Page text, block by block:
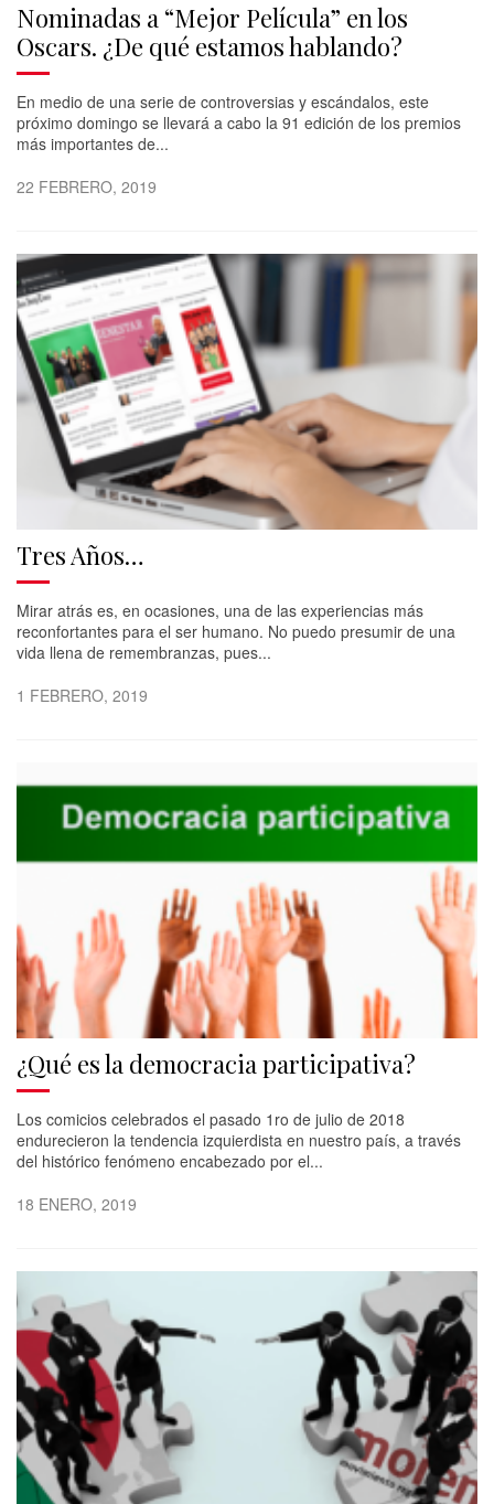
Nominadas a “Mejor Película” en los
Oscars. ¿De qué estamos hablando?
En medio de una serie de controversias y escándalos, este
próximo domingo se llevará a cabo la 91 edición de los premios
más importantes de...
22 FEBRERO, 2019
Tres Años…
Mirar atrás es, en ocasiones, una de las experiencias más
reconfortantes para el ser humano. No puedo presumir de una
vida llena de remembranzas, pues...
1 FEBRERO, 2019
¿Qué es la democracia participativa?
Los comicios celebrados el pasado 1ro de julio de 2018
endurecieron la tendencia izquierdista en nuestro país, a través
del histórico fenómeno encabezado por el...
18 ENERO, 2019